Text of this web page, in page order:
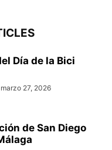
Día de la Bici
marzo 27, 2026
de San Diego